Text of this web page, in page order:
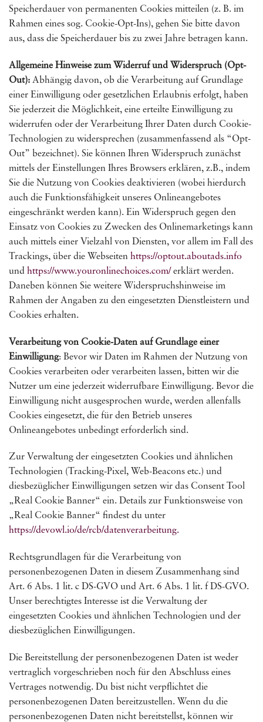
Speicherdauer von permanenten Cookies mitteilen (z. B. im
Rahmen eines sog. Cookie-Opt-Ins), gehen Sie bitte davon
aus, dass die Speicherdauer bis zu zwei Jahre betragen kann.
Allgemeine Hinweise zum Widerruf und Widerspruch (Opt-
Out): Abhängig davon, ob die Verarbeitung auf Grundlage
einer Einwilligung oder gesetzlichen Erlaubnis erfolgt, haben
Sie jederzeit die Möglichkeit, eine erteilte Einwilligung zu
widerrufen oder der Verarbeitung Ihrer Daten durch Cookie-
Technologien zu widersprechen (zusammenfassend als “Opt-
Out” bezeichnet). Sie können Ihren Widerspruch zunächst
mittels der Einstellungen Ihres Browsers erklären, z.B., indem
Sie die Nutzung von Cookies deaktivieren (wobei hierdurch
auch die Funktionsfähigkeit unseres Onlineangebotes
eingeschränkt werden kann). Ein Widerspruch gegen den
Einsatz von Cookies zu Zwecken des Onlinemarketings kann
auch mittels einer Vielzahl von Diensten, vor allem im Fall des
Trackings, über die Webseiten https://optout.aboutads.info
und https://www.youronlinechoices.com/ erklärt werden.
Daneben können Sie weitere Widerspruchshinweise im
Rahmen der Angaben zu den eingesetzten Dienstleistern und
Cookies erhalten.
Verarbeitung von Cookie-Daten auf Grundlage einer
Einwilligung: Bevor wir Daten im Rahmen der Nutzung von
Cookies verarbeiten oder verarbeiten lassen, bitten wir die
Nutzer um eine jederzeit widerrufbare Einwilligung. Bevor die
Einwilligung nicht ausgesprochen wurde, werden allenfalls
Cookies eingesetzt, die für den Betrieb unseres
Onlineangebotes unbedingt erforderlich sind.
Zur Verwaltung der eingesetzten Cookies und ähnlichen
Technologien (Tracking-Pixel, Web-Beacons etc.) und
diesbezüglicher Einwilligungen setzen wir das Consent Tool
„Real Cookie Banner“ ein. Details zur Funktionsweise von
„Real Cookie Banner“ findest du unter
https://devowl.io/de/rcb/datenverarbeitung.
Rechtsgrundlagen für die Verarbeitung von
personenbezogenen Daten in diesem Zusammenhang sind
Art. 6 Abs. 1 lit. c DS-GVO und Art. 6 Abs. 1 lit. f DS-GVO.
Unser berechtigtes Interesse ist die Verwaltung der
eingesetzten Cookies und ähnlichen Technologien und der
diesbezüglichen Einwilligungen.
Die Bereitstellung der personenbezogenen Daten ist weder
vertraglich vorgeschrieben noch für den Abschluss eines
Vertrages notwendig. Du bist nicht verpflichtet die
personenbezogenen Daten bereitzustellen. Wenn du die
personenbezogenen Daten nicht bereitstellst, können wir